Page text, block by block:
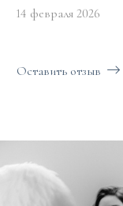
14 февраля 2026
Оставить отзыв